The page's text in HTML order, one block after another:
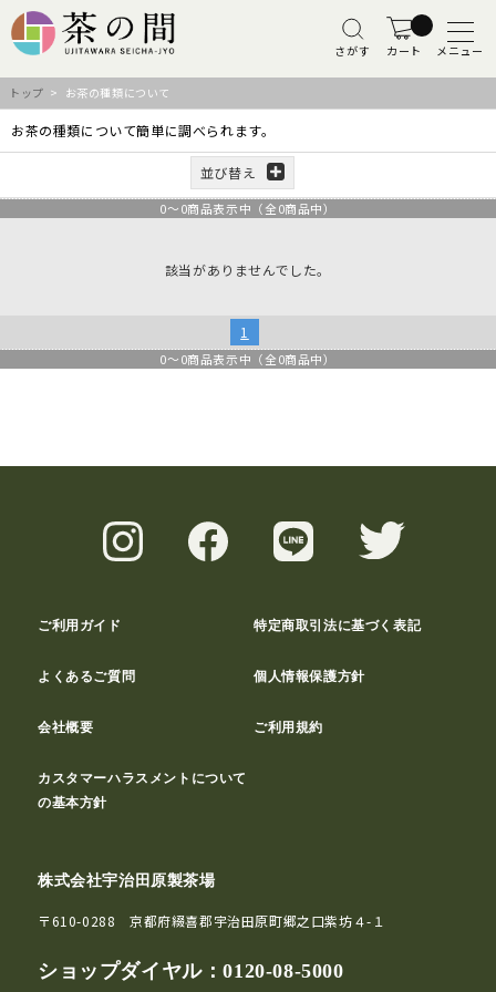
さがす カート メニュー
トップ > お茶の種類について
お茶の種類について簡単に調べられます。
並び替え
0～0商品表示中（全0商品中）
該当がありませんでした。
1
0～0商品表示中（全0商品中）
ご利用ガイド 特定商取引法に基づく表記
よくあるご質問 個人情報保護方針
会社概要 ご利用規約
カスタマーハラスメントについて
の基本方針
株式会社宇治田原製茶場
〒610-0288 京都府綴喜郡宇治田原町郷之口紫坊４-１
ショップダイヤル：0120-08-5000